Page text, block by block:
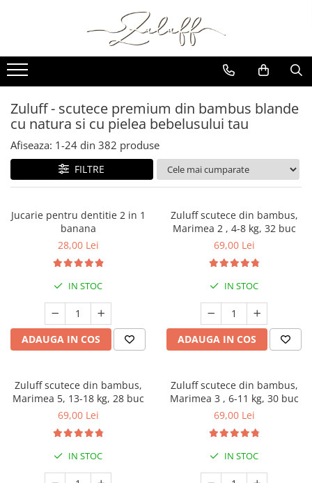
SCUTECE SI CHILOTEI
Scutece cu arici sustenabile
Testeaza-le!
Esentiale pentru schimbatul
scutecului
KLEAN KANTEEN
Termosuri de inox
Accesorii
NATTOU
Olite 3 in 1
Cosuri pentru scutece
Saltele pentru schimbat
COCCORITO
Bavete silicon
Vesela din silicon
Bavete cu maneca lunga
Bavetici
Jucarii pentru dentitie
CHARLIE BANANA
LOVE TO DREAM
Pijamale
Sac de dormit cu piciorușe
Sac de dormit pentru tranziție
Sac de dormit nou nascut Swaddle
Zuluff - scutece premium din bambus blande
cu natura si cu pielea bebelusului tau
Afiseaza: 1-24 din 382 produse
FILTRE
Jucarie pentru dentitie 2 in 1
banana
28,00 Lei
IN STOC
ADAUGA IN COS
Zuluff scutece din bambus,
Marimea 2 , 4-8 kg, 32 buc
69,00 Lei
IN STOC
ADAUGA IN COS
Zuluff scutece din bambus,
Marimea 5, 13-18 kg, 28 buc
69,00 Lei
IN STOC
Zuluff scutece din bambus,
Marimea 3 , 6-11 kg, 30 buc
69,00 Lei
IN STOC